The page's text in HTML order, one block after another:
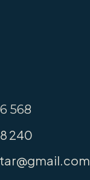
568
240